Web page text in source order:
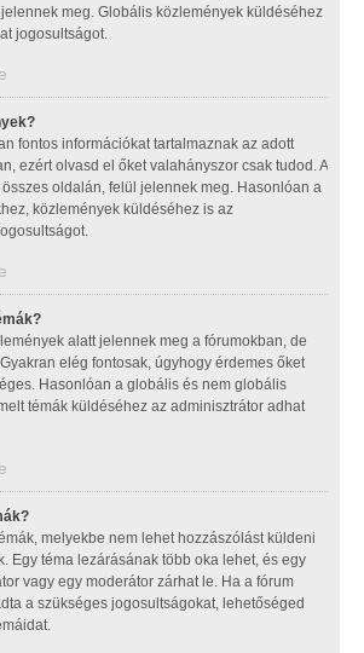
meg. Globális közlemények küldéséhez
jogosultságot.
fontos információkat tartalmaznak az adott
ezért olvasd el őket valahányszor csak tudod. A
oldalán, felül jelennek meg. Hasonlóan a
közlemények küldéséhez is az
alatt jelennek meg a fórumokban, de
elég fontosak, úgyhogy érdemes őket
Hasonlóan a globális és nem globális
témák küldéséhez az adminisztrátor adhat
melyekbe nem lehet hozzászólást küldeni
Egy téma lezárásának több oka lehet, és egy
vagy egy moderátor zárhat le. Ha a fórum
a szükséges jogosultságokat, lehetőséged